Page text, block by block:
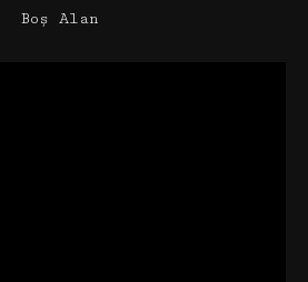
Boş Alan